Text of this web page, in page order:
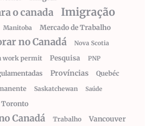
o canada Imigração
Manitoba Mercado de Trabalho
no Canadá Nova Scotia
work permit Pesquisa PNP
Províncias
Quebéc
Saskatchewan Saúde
Toronto
Canadá Trabalho Vancouver